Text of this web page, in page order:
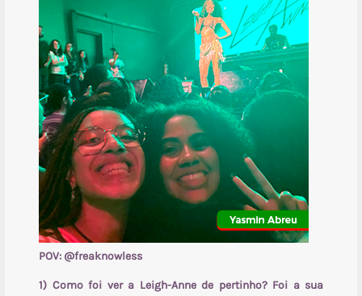
POV: @freaknowless
1) Como foi ver a Leigh-Anne de pertinho? Foi a sua